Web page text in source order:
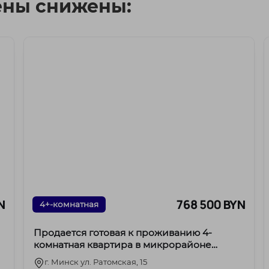
снижены:
4+-комнатная 768 500 BYN
Продается готовая к проживанию 4-
комнатная квартира в микрорайоне
Лебяжий, ул. Ратомская, 15
г. Минск ул. Ратомская, 15